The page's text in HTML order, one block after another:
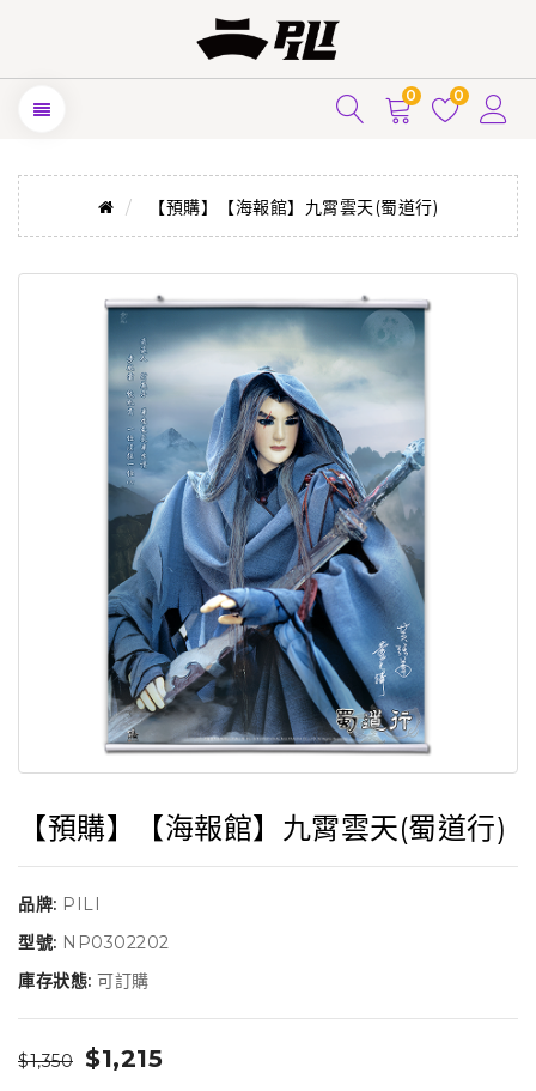
0 0
【預購】【海報館】九霄雲天(蜀道行)
【預購】【海報館】九霄雲天(蜀道行)
品牌: PILI
型號: NP0302202
庫存狀態: 可訂購
$1,350 $1,215